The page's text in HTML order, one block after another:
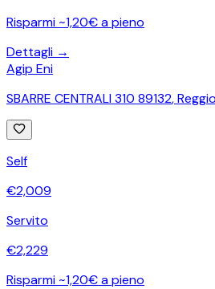
Risparmi ~1,20€ a pieno
Dettagli →
Agip Eni
SBARRE CENTRALI 310 89132,
Self
€2,009
Servito
€2,229
Risparmi ~1,20€ a pieno